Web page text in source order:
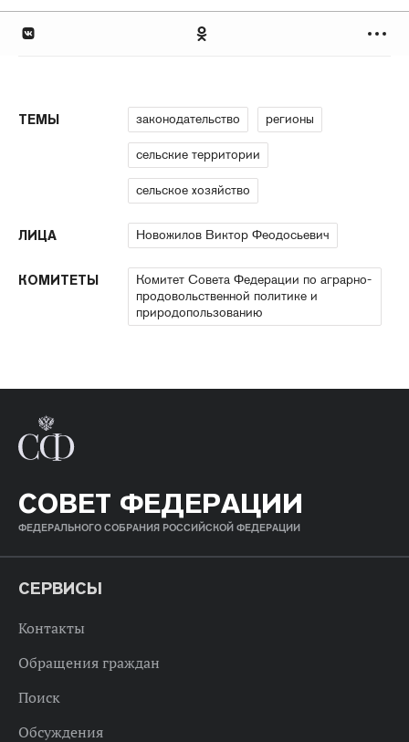
ТЕМЫ законодательство регионы
сельские территории
сельское хозяйство
ЛИЦА Новожилов Виктор Феодосьевич
КОМИТЕТЫ
Комитет Совета Федерации по аграрно-
продовольственной политике и
природопользованию
СОВЕТ ФЕДЕРАЦИИ
ФЕДЕРАЛЬНОГО СОБРАНИЯ РОССИЙСКОЙ ФЕДЕРАЦИИ
СЕРВИСЫ
Контакты
Обращения граждан
Поиск
Обсуждения